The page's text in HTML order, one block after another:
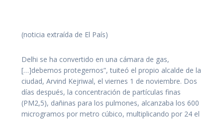
(noticia extraída de El País)
Delhi se ha convertido en una cámara de gas,
[…]debemos protegernos”, tuiteó el propio alcalde de la
ciudad, Arvind Kejriwal, el viernes 1 de noviembre. Dos
días después, la concentración de partículas finas
(PM2,5), dañinas para los pulmones, alcanzaba los 600
microgramos por metro cúbico, multiplicando por 24 el